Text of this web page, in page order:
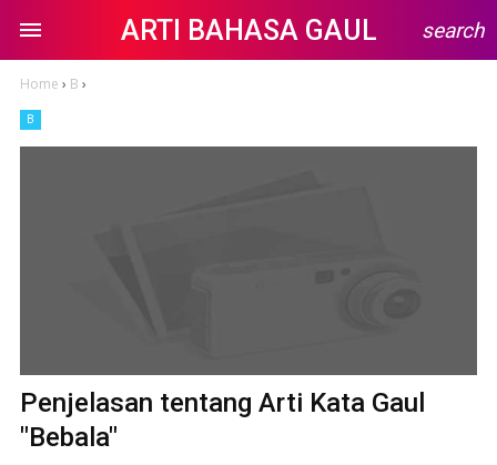
ARTI BAHASA GAUL search
Home › B ›
B
Penjelasan tentang Arti Kata Gaul
"Bebala"